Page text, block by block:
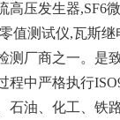
高压发生器,SF6
值测试仪,瓦斯继
测厂商之一。是
程中严格执行
石油、化工、铁